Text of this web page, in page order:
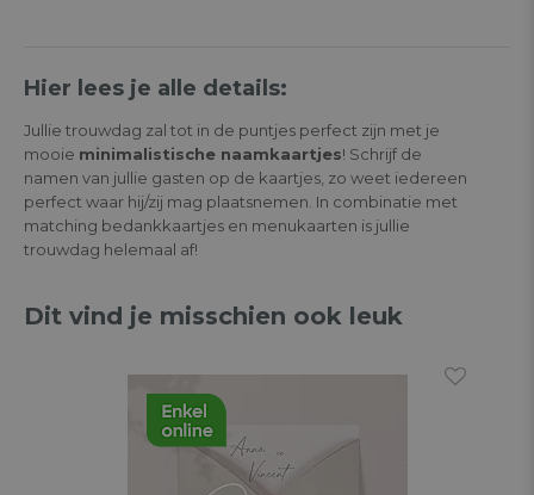
Hier lees je alle details:
Jullie trouwdag zal tot in de puntjes perfect zijn met je
mooie minimalistische naamkaartjes! Schrijf de
namen van jullie gasten op de kaartjes, zo weet iedereen
perfect waar hij/zij mag plaatsnemen. In combinatie met
matching bedankkaartjes en menukaarten is jullie
trouwdag helemaal af!
Dit vind je misschien ook leuk